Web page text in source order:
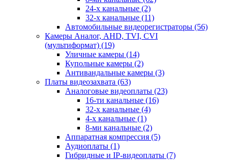
24-х канальные (2)
32-х канальные (11)
Автомобильные видеорегистраторы (56)
Камеры Аналог, AHD, TVI, CVI
(мультиформат) (19)
Уличные камеры (14)
Купольные камеры (2)
Антивандальные камеры (3)
Платы видеозахвата (63)
Аналоговые видеоплаты (23)
16-ти канальные (16)
32-х канальные (4)
4-х канальные (1)
8-ми канальные (2)
Аппаратная компрессия (5)
Аудиоплаты (1)
Гибридные и IP-видеоплаты (7)